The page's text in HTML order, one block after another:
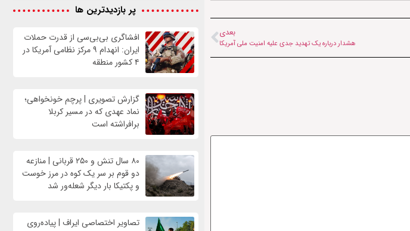
بعدی
هشدار درباره یک تهدید جدی علیه امنیت ملی آمریکا
پر بازدیدترین ها
افشاگری بی‌بی‌سی از قدرت حملات
ایران: انهدام ۹ مرکز نظامی آمریکا در
۴ کشور منطقه
گزارش تصویری | پرچم خونخواهی؛
نماد عهدی که در مسیر کربلا
برافراشته است
۸۰ سال تنش و ۲۵۰ قربانی | منازعه
دو قوم بر سر یک کوه در مرز خوست
و پکتیکا بار دیگر شعله‌ور شد
تصاویر اختصاصی ایراف | پیاده‌روی